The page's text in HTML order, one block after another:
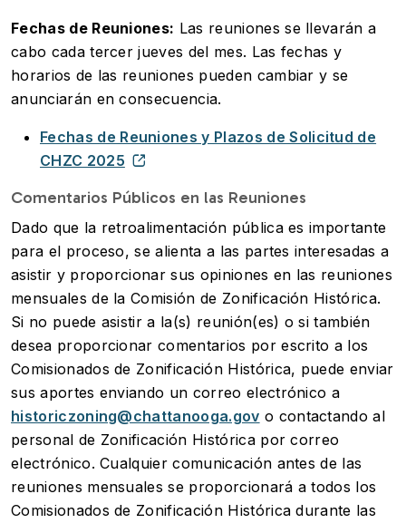
Fechas de Reuniones: Las reuniones se llevarán a
cabo cada tercer jueves del mes. Las fechas y
horarios de las reuniones pueden cambiar y se
anunciarán en consecuencia.
Fechas de Reuniones y Plazos de Solicitud de
CHZC 2025
Comentarios Públicos en las Reuniones
Dado que la retroalimentación pública es importante
para el proceso, se alienta a las partes interesadas a
asistir y proporcionar sus opiniones en las reuniones
mensuales de la Comisión de Zonificación Histórica.
Si no puede asistir a la(s) reunión(es) o si también
desea proporcionar comentarios por escrito a los
Comisionados de Zonificación Histórica, puede enviar
sus aportes enviando un correo electrónico a
historiczoning@chattanooga.gov o contactando al
personal de Zonificación Histórica por correo
electrónico. Cualquier comunicación antes de las
reuniones mensuales se proporcionará a todos los
Comisionados de Zonificación Histórica durante las